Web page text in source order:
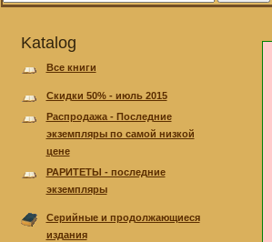
Katalog
Все книги
Скидки 50% - июль 2015
Pаспродажа - Последние
экземпляры по самой низкой
цене
РАРИТЕТЫ - последние
экземпляры
Серийные и продолжающиеся
издания